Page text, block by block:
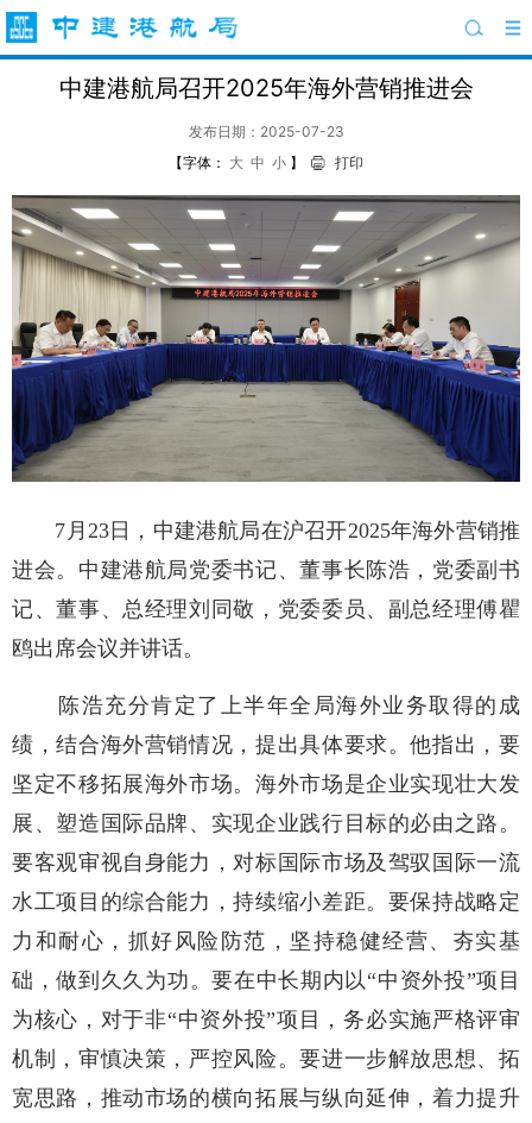
中建港航局召开2025年海外营销推进会
发布日期：2025-07-23
【字体： 大 中 小 】 打印
7月23日，中建港航局在沪召开2025年海外营销推
进会。中建港航局党委书记、董事长陈浩，党委副书
记、董事、总经理刘同敬，党委委员、副总经理傅瞿
鸥出席会议并讲话。
陈浩充分肯定了上半年全局海外业务取得的成
绩，结合海外营销情况，提出具体要求。他指出，要
坚定不移拓展海外市场。海外市场是企业实现壮大发
展、塑造国际品牌、实现企业践行目标的必由之路。
要客观审视自身能力，对标国际市场及驾驭国际一流
水工项目的综合能力，持续缩小差距。要保持战略定
力和耐心，抓好风险防范，坚持稳健经营、夯实基
础，做到久久为功。要在中长期内以“中资外投”项目
为核心，对于非“中资外投”项目，务必实施严格评审
机制，审慎决策，严控风险。要进一步解放思想、拓
宽思路，推动市场的横向拓展与纵向延伸，着力提升